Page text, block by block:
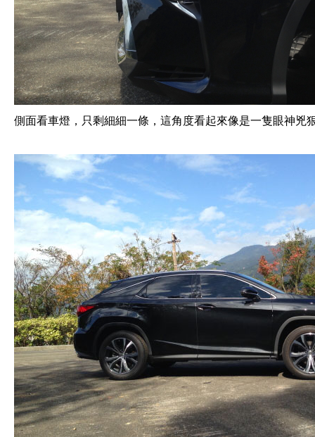
側面看車燈，只剩細細一條，這角度看起來像是一隻眼神兇